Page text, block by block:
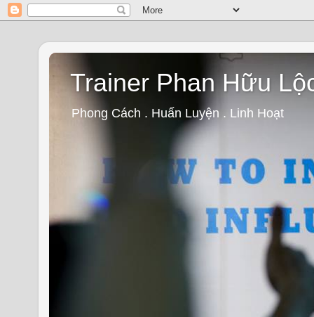
Trainer Phan Hữu
Phong Cách . Huấn Luyện . Linh Hoạt